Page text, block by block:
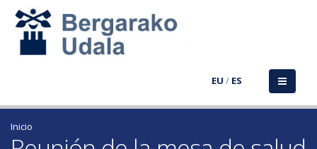
EU / ES
Inicio